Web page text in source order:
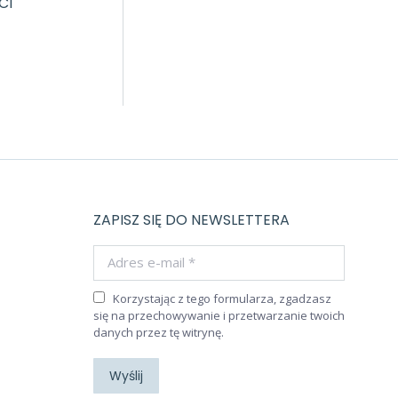
ZAPISZ SIĘ DO NEWSLETTERA
Korzystając z tego formularza, zgadzasz
się na przechowywanie i przetwarzanie twoich
danych przez tę witrynę.
Wyślij